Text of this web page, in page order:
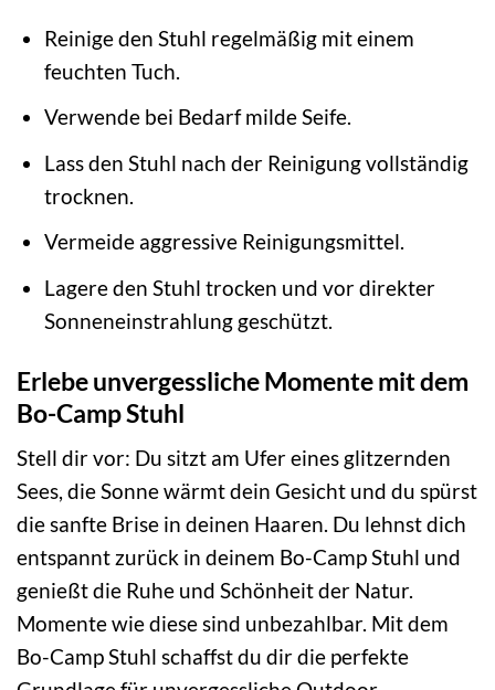
Reinige den Stuhl regelmäßig mit einem
feuchten Tuch.
Verwende bei Bedarf milde Seife.
Lass den Stuhl nach der Reinigung vollständig
trocknen.
Vermeide aggressive Reinigungsmittel.
Lagere den Stuhl trocken und vor direkter
Sonneneinstrahlung geschützt.
Erlebe unvergessliche Momente mit dem
Bo-Camp Stuhl
Stell dir vor: Du sitzt am Ufer eines glitzernden
Sees, die Sonne wärmt dein Gesicht und du spürst
die sanfte Brise in deinen Haaren. Du lehnst dich
entspannt zurück in deinem Bo-Camp Stuhl und
genießt die Ruhe und Schönheit der Natur.
Momente wie diese sind unbezahlbar. Mit dem
Bo-Camp Stuhl schaffst du dir die perfekte